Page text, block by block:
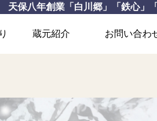
保八年創業「白川郷」「鉄心」
蔵元紹介 お問い合わ